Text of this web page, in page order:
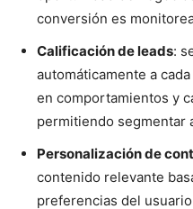
conversión es
Calificación de leads:
automáticamente a
en comportamientos y
permitiendo segmentar
Personalización de
contenido relevante
preferencias del